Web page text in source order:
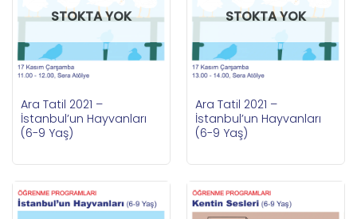
STOKTA YOK
Ara Tatil 2021 –
İstanbul’un Hayvanları
(6-9 Yaş)
STOKTA YOK
Ara Tatil 2021 –
İstanbul’un Hayvanları
(6-9 Yaş)